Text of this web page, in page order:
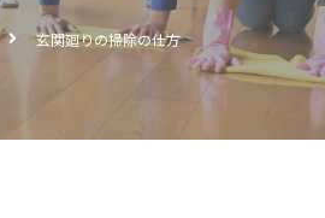
玄関廻りの掃除の仕方